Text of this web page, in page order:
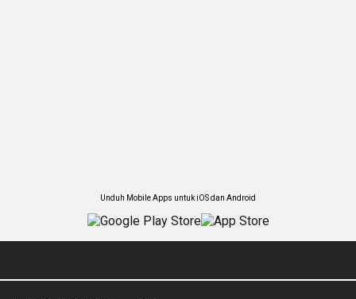
Unduh Mobile Apps untuk iOS dan Android